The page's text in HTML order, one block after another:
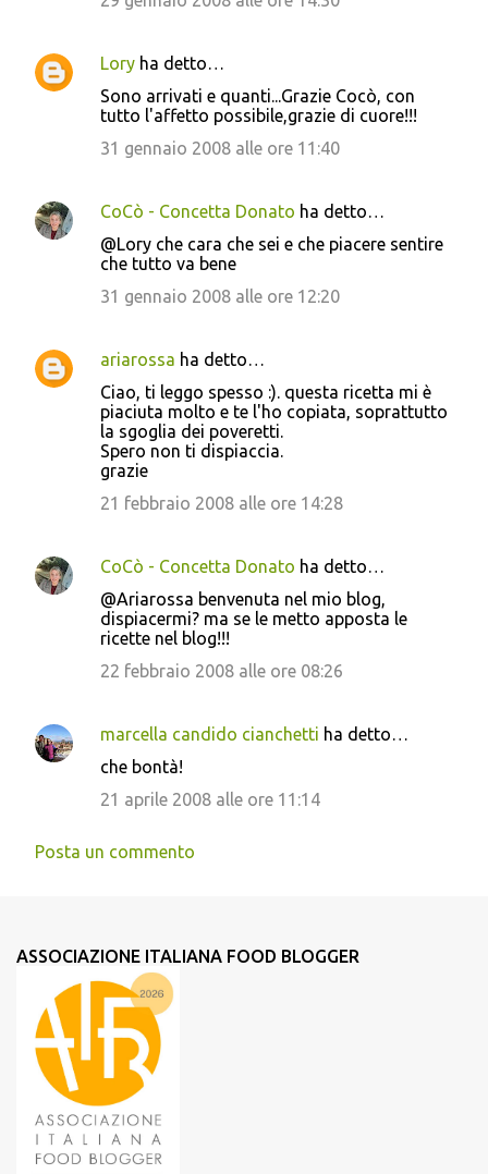
Lory ha detto…
Sono arrivati e quanti...Grazie Cocò, con
tutto l'affetto possibile,grazie di cuore!!!
31 gennaio 2008 alle ore 11:40
CoCò - Concetta Donato ha detto…
@Lory che cara che sei e che piacere sentire
che tutto va bene
31 gennaio 2008 alle ore 12:20
ariarossa ha detto…
Ciao, ti leggo spesso :). questa ricetta mi è
piaciuta molto e te l'ho copiata, soprattutto
la sgoglia dei poveretti.
Spero non ti dispiaccia.
grazie
21 febbraio 2008 alle ore 14:28
CoCò - Concetta Donato ha detto…
@Ariarossa benvenuta nel mio blog,
dispiacermi? ma se le metto apposta le
ricette nel blog!!!
22 febbraio 2008 alle ore 08:26
marcella candido cianchetti ha detto…
che bontà!
21 aprile 2008 alle ore 11:14
Posta un commento
ASSOCIAZIONE ITALIANA FOOD BLOGGER